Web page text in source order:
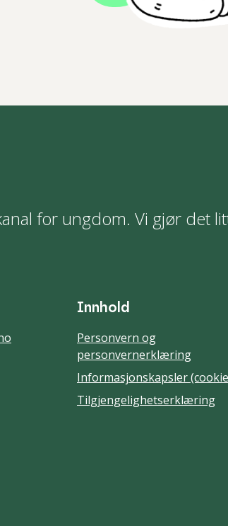
for ungdom. Vi gjør det
Innhold
Personvern og
personvernerklæring
Informasjonskapsler
Tilgjengelighetserklæring